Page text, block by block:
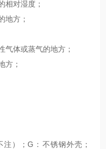
相对湿度；
地方；
气体或蒸气的地方；
方；
）；G：不锈钢外壳；